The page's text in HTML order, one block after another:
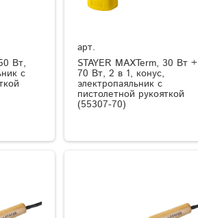
Вт,
с
арт.
STAYER MAXTerm, 30 Вт +
70 Вт, 2 в 1, конус,
электропаяльник с
пистолетной рукояткой
(55307-70)